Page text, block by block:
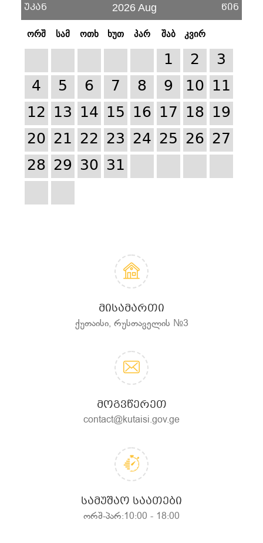
უკან 2026 Aug წინ
ორშ სამ ოთხ ხუთ პარ შაბ კვირ
1 2
3
4
5 6 7 8 9 10 11
12 13 14 15 16 17 18 19
20 21 22 23 24 25 26 27
28 29 30 31
ᲛᲘᲡᲐᲛᲐᲠᲗᲘ
ქუთაისი, რუსთაველის №3
ᲛᲝᲒᲕᲬᲔᲠᲔᲗ
contact@kutaisi.gov.ge
ᲡᲐᲛᲣᲨᲐᲝ ᲡᲐᲐᲗᲔᲑᲘ
ორშ-პარ:10:00 - 18:00